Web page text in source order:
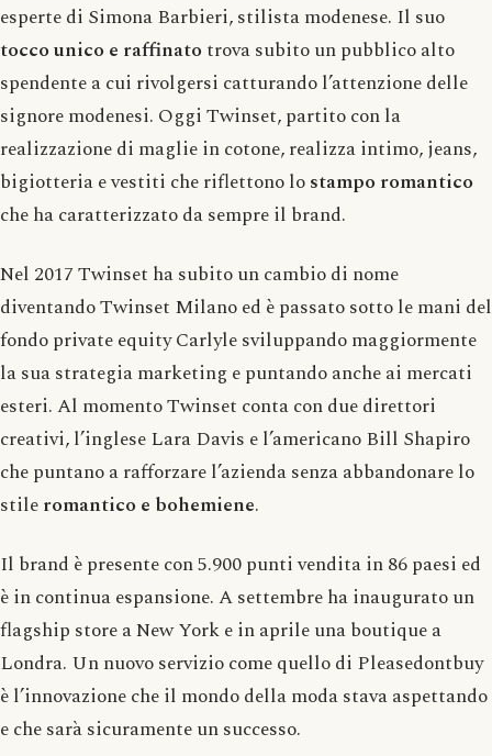
esperte di Simona Barbieri, stilista modenese. Il suo
tocco unico e raffinato trova subito un pubblico alto
spendente a cui rivolgersi catturando l’attenzione delle
signore modenesi. Oggi Twinset, partito con la
realizzazione di maglie in cotone, realizza intimo, jeans,
bigiotteria e vestiti che riflettono lostampo romantico
che ha caratterizzato da sempre il brand.
Nel 2017 Twinset ha subito un cambio di nome
diventando Twinset Milano ed è passato sotto le mani del
fondo private equity Carlyle sviluppando maggiormente
la sua strategia marketing e puntando anche ai mercati
esteri. Al momento Twinset conta con due direttori
creativi, l’inglese Lara Davis e l’americano Bill Shapiro
che puntano a rafforzare l’azienda senza abbandonare lo
stileromantico e bohemiene.
Il brand è presente con 5.900 punti vendita in 86 paesi ed
è in continua espansione. A settembre ha inaugurato un
flagship store a New York e in aprile una boutique a
Londra. Un nuovo servizio come quello di Pleasedontbuy
è l’innovazione che il mondo della moda stava aspettando
e che sarà sicuramente un successo.